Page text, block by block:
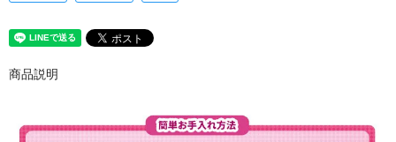
商品説明